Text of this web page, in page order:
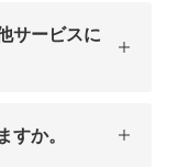
サービスに
か。